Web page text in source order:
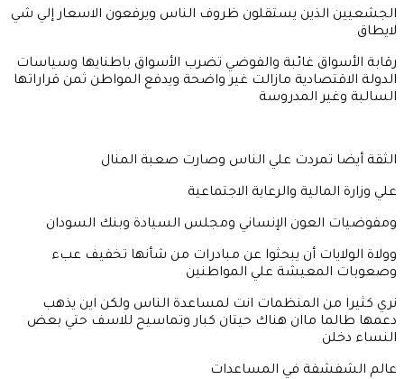
الجشعيين الذين يستقلون ظروف الناس ويرفعون الاسعار إلي شي
لايطاق
رقابة الأسواق غائبة والفوضي تضرب الأسواق باطنايها وسياسات
الدولة الاقتصادية مازالت غير واضحة ويدفع المواطن ثمن قراراتها
السالبة وغير المدروسة
الثقة أيضا تمردت علي الناس وصارت صعبة المنال
علي وزارة المالية والرعاية الاجتماعية
ومفوضيات العون الإنساني ومجلس السيادة وبنك السودان
وولاة الولايات أن يبحثوا عن مبادرات من شأنها تخفيف عبء
وصعوبات المعيشة علي المواطنين
نري كثيرا من المنظمات انت لمساعدة الناس ولكن اين يذهب
دعمها طالما ماان هناك حيتان كبار وتماسيح للاسف حتي بعض
النساء دخلن
عالم الشفشفة في المساعدات